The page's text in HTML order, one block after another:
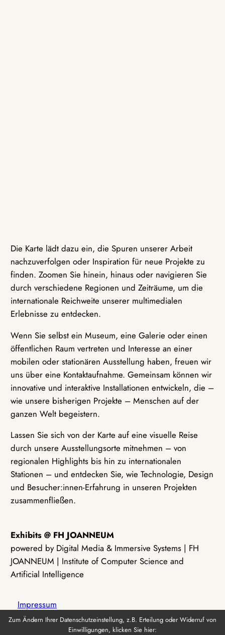
Die Karte lädt dazu ein, die Spuren unserer Arbeit
nachzuverfolgen oder Inspiration für neue Projekte zu
finden. Zoomen Sie hinein, hinaus oder navigieren Sie
durch verschiedene Regionen und Zeiträume, um die
internationale Reichweite unserer multimedialen
Erlebnisse zu entdecken.
Wenn Sie selbst ein Museum, eine Galerie oder einen
öffentlichen Raum vertreten und Interesse an einer
mobilen oder stationären Ausstellung haben, freuen wir
uns über eine Kontaktaufnahme. Gemeinsam können wir
innovative und interaktive Installationen entwickeln, die –
wie unsere bisherigen Projekte – Menschen auf der
ganzen Welt begeistern.
Lassen Sie sich von der Karte auf eine visuelle Reise
durch unsere Ausstellungsorte mitnehmen – von
regionalen Highlights bis hin zu internationalen
Stationen – und entdecken Sie, wie Technologie, Design
und Besucher:innen-Erfahrung in unseren Projekten
zusammenfließen.
Exhibits @ FH JOANNEUM
powered by Digital Media & Immersive Systems | FH
JOANNEUM | Institute of Computer Science and
Artificial Intelligence
Impressum
Zum Ändern Ihrer Datenschutzeinstellung, z.B. Erteilung oder Widerruf von
Einwilligungen, klicken Sie hier: